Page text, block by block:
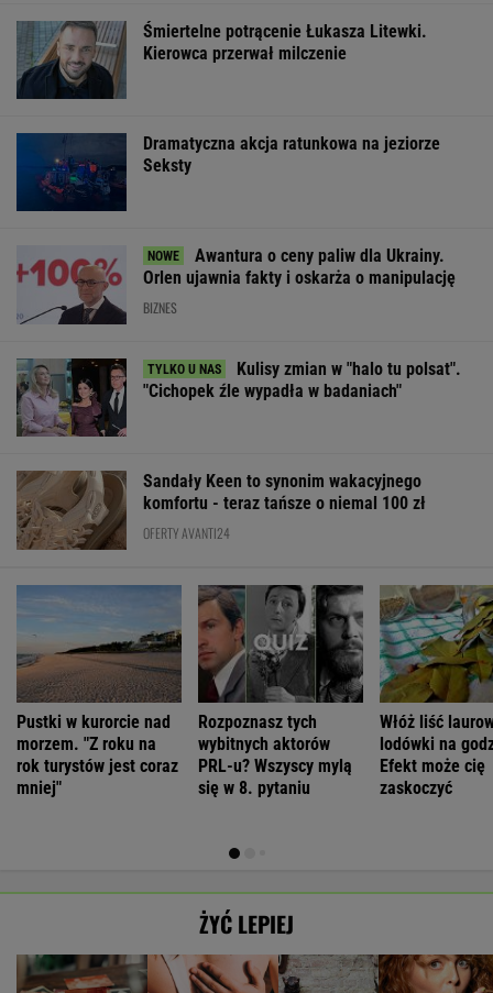
Śmiertelne potrącenie Łukasza Litewki.
Kierowca przerwał milczenie
Dramatyczna akcja ratunkowa na jeziorze
Seksty
Awantura o ceny paliw dla Ukrainy.
Orlen ujawnia fakty i oskarża o manipulację
BIZNES
Kulisy zmian w "halo tu polsat".
"Cichopek źle wypadła w badaniach"
Sandały Keen to synonim wakacyjnego
komfortu - teraz tańsze o niemal 100 zł
OFERTY AVANTI24
Pustki w kurorcie nad
morzem. "Z roku na
rok turystów jest coraz
mniej"
Rozpoznasz tych
wybitnych aktorów
PRL-u? Wszyscy mylą
się w 8. pytaniu
Włóż liść
lodówki na
Efekt może cię
zaskoczyć
ŻYĆ LEPIEJ